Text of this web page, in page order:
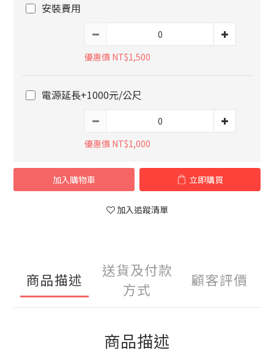
安裝費用
優惠價 NT$1,500
電源延長+1000元/公尺
優惠價 NT$1,000
加入購物車 立即購買
加入追蹤清單
商品描述
送貨及付款
方式
顧客評價
商品描述